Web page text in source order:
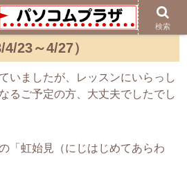
23～4/27）
いましたが、レッスンにいらっし
るご予定の方、大丈夫でしたでし
「虹始見（にじはじめてあらわ
検索